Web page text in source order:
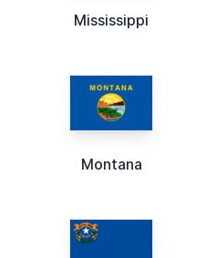
Mississippi
Montana